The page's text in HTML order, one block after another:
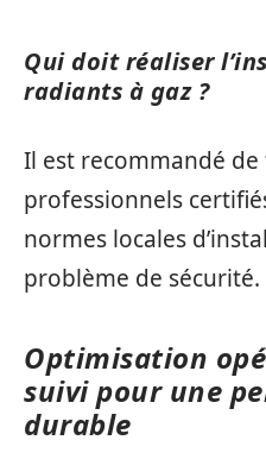
Qui doit réaliser
radiants à gaz ?
Il est recommandé
professionnels
normes locales
problème de sécurité.
Optimisation
suivi pour une
durable